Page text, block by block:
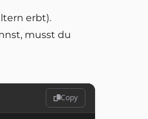
erbt).
musst du
Copy